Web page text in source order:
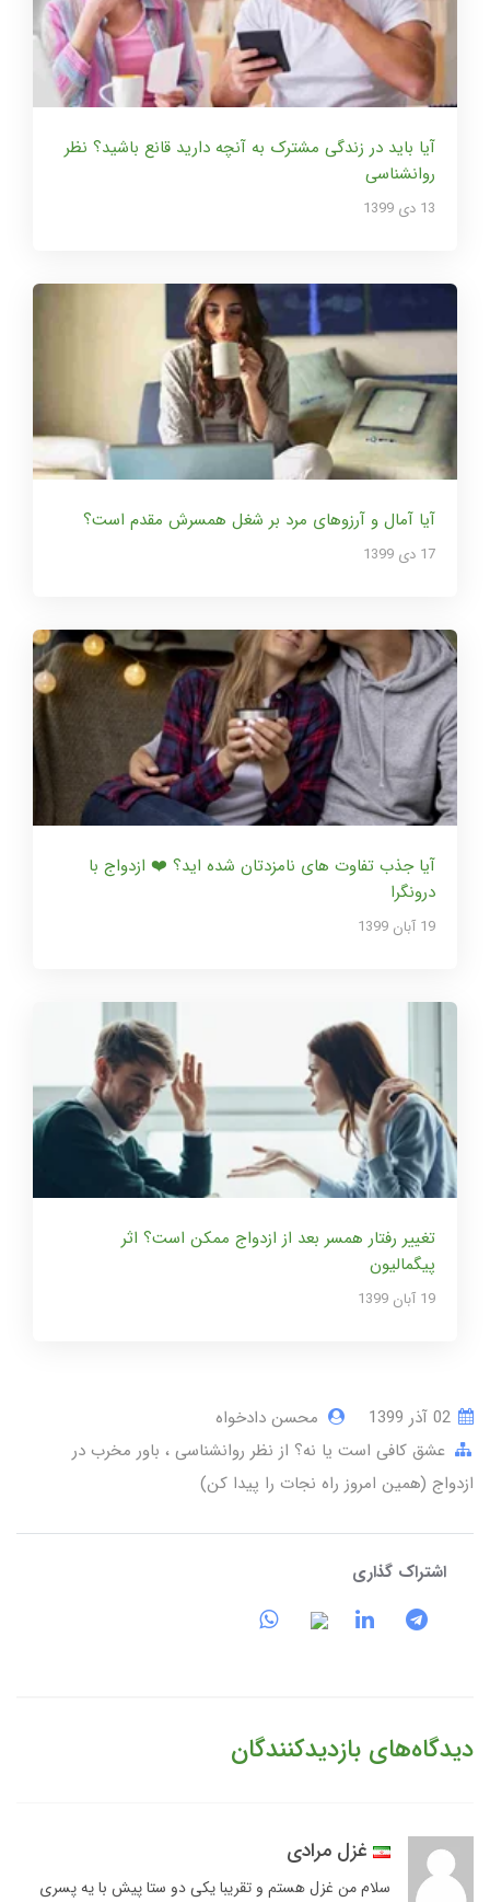
آیا باید در زندگی مشترک به آنچه دارید قانع باشید؟ نظر
روانشناسی
13 دی 1399
آیا آمال و آرزوهای مرد بر شغل همسرش مقدم است؟
17 دی 1399
آیا جذب تفاوت های نامزدتان شده اید؟ ❤️ ازدواج با
درونگرا
19 آبان 1399
تغییر رفتار همسر بعد از ازدواج ممکن است؟ اثر
پیگمالیون
19 آبان 1399
محسن دادخواه
عشق کافی است یا نه؟ از نظر روانشناسی باور مخرب در
ازدواج (همین امروز راه نجات را پیدا کن)
اشتراک گذاری
دیدگاه‌های بازدیدکنندگان
غزل مرادی
سلام من غزل هستم و تقریبا یکی دو ستا پیش با یه پسری